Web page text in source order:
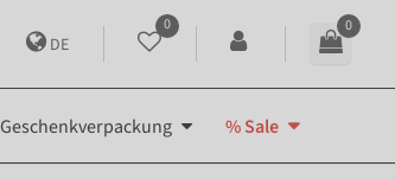
DE
0 0
Geschenkverpackung % Sale